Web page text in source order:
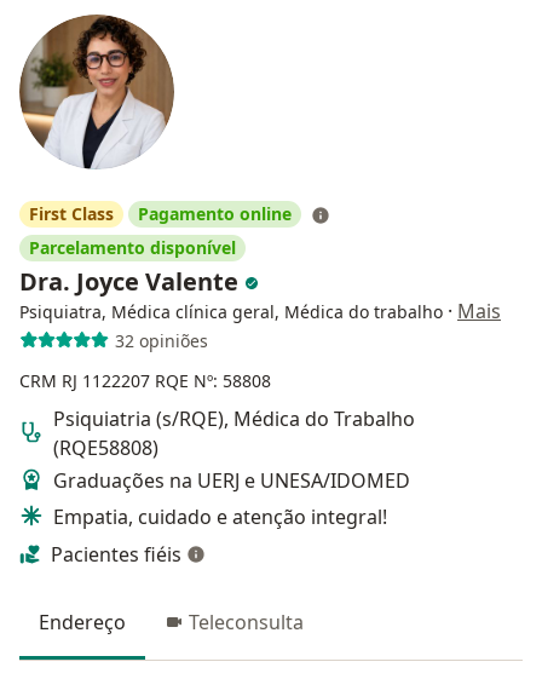
First Class
Pagamento online
Parcelamento disponível
Dra. Joyce Valente
Psiquiatra, Médica clínica geral, Médica do trabalho · Mais
32 opiniões
CRM RJ 1122207 RQE Nº: 58808
Psiquiatria (s/RQE), Médica do Trabalho
(RQE58808)
Graduações na UERJ e UNESA/IDOMED
Empatia, cuidado e atenção integral!
Pacientes fiéis
Endereço Teleconsulta